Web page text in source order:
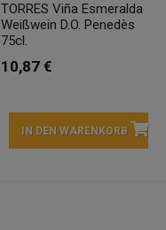
TORRES Viña Esmeralda
Weißwein D.O. Penedès
75cl.
10,87 €
IN DEN WARENKORB